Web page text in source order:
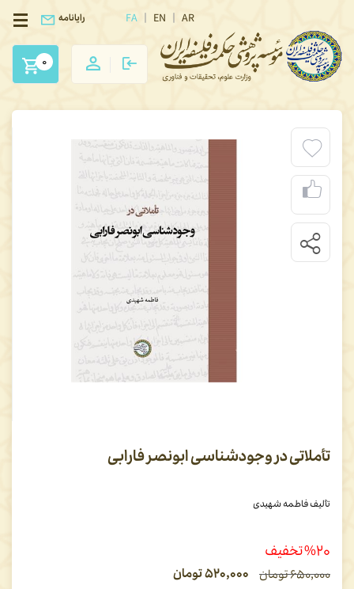
FA EN AR رایانامه
0
تأملاتی در وجودشناسی ابونصر فارابی
تألیف فاطمه شهیدی
۶۵۰,۰۰۰تومان ۵۲۰,۰۰۰تومان
%۲۰ تخفیف